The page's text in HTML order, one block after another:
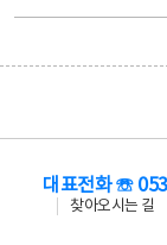
대표전화 ☏
찾아오시는 길